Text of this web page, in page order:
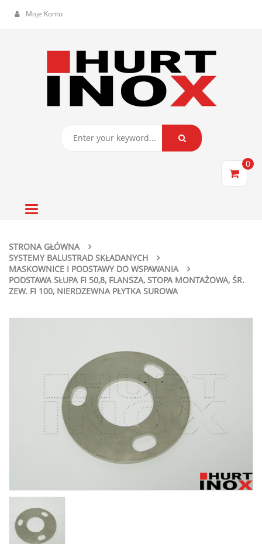
Moje Konto
0
Toggle
STRONA GŁÓWNA
SYSTEMY BALUSTRAD SKŁADANYCH
MASKOWNICE I PODSTAWY DO WSPAWANIA
PODSTAWA SŁUPA FI 50,8, FLANSZA, STOPA MONTAŻOWA, ŚR.
ZEW. FI 100, NIERDZEWNA PŁYTKA SUROWA